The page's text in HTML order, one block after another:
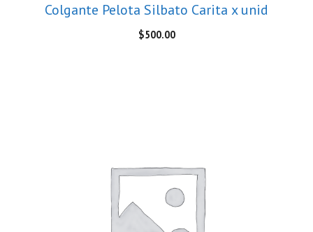
Colgante Pelota Silbato Carita x unid
$500.00